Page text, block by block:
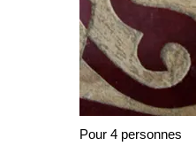
Pour 4 personnes